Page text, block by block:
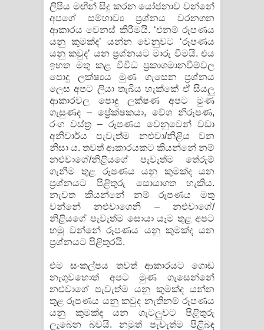
ලිපිය මඟින් සිදු කරන යෝජනාව වන්නේ
අපගේ සම්භාව්‍ය ප්‍රශ්නය වරනගන
ආකාරය වෙනස් කිරීමයි. ‘එනම් රූපණය
යනු කුමක්ද’ යන්න වෙනුවට ‘රූපණය
යනු කවුද’ යන ප්‍රශ්නයට මාරු වීමයි. එය
ඉහත මතු කළ විවිධ ප්‍රකාශමානවීම්වල
පොදු ලක්ෂ්‍යය මුණ ගැසෙන ප්‍රශ්නය
ලෙස අපට ලියා තැබිය හැක්කේ ඒ සියලු
ආකාරවල පොදු ලක්ෂණ අපට මුණ
ගැසුණද – ප්‍රේක්ෂකයා, වේශ නිරූපණ,
රංග වස්ත්‍ර – රූපණය වෙනුවෙන් වඩා
අනිවාර්ය පැවැත්ම නළුවා/නිළිය වන
නිසා ය. තවත් ආකාරයකට කියන්නේ නම්
නළුවාගේ/නිළියගේ පැවැත්ම තේරුම්
ගැනීම තුළ රූපණය යනු කුමක්ද යන
ප්‍රශ්නයට පිළිතුරු සොයාගත හැකිය.
නැවත කියන්නේ නම් රූපණය මතු
වන්නේ නළුවාගෙනි – නළුවාගේ/
නිළියගේ පැවැත්ම සොයා යෑම තුළ අපට
හමු වන්නේ රූපණය යනු කුමක්ද යන
ප්‍රශ්නයට පිළිතුරයි.
එම සංකල්පය තවත් ආකාරයට ගොඩ
නැගුවහොත් අපට මුණ ගැසෙන්නේ
නළුවාගේ පැවැත්ම යනු කුමක්ද යන්න
තුළ රූපණය යනු කවුද නැතිනම් රූපණය
යනු කුමක්ද යන ගැටලුවට පිළිතුරු
ලැබෙන බවයි. නමුත් පැවැත්ම පිළිබඳ